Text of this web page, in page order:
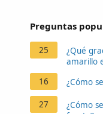
Preguntas
25
¿Qué
amarillo
16
¿Cómo
27
¿Cómo